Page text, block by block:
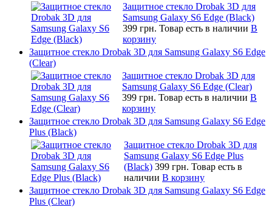
Защитное стекло Drobak 3D для
Samsung Galaxy S6 Edge (Black)
399 грн. Товар есть в наличии В
корзину
Защитное стекло Drobak 3D для Samsung Galaxy S6 Edge
(Clear)
Защитное стекло Drobak 3D для
Samsung Galaxy S6 Edge (Clear)
399 грн. Товар есть в наличии В
корзину
Защитное стекло Drobak 3D для Samsung Galaxy S6 Edge
Plus (Black)
Защитное стекло Drobak 3D для
Samsung Galaxy S6 Edge Plus
(Black) 399 грн. Товар есть в
наличии В корзину
Защитное стекло Drobak 3D для Samsung Galaxy S6 Edge
Plus (Clear)